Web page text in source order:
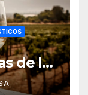
de la